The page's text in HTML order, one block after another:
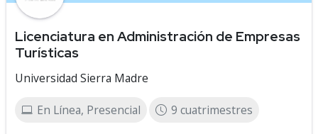
Licenciatura en Administración de Empresas
Turísticas
Universidad Sierra Madre
En Línea, Presencial 9 cuatrimestres